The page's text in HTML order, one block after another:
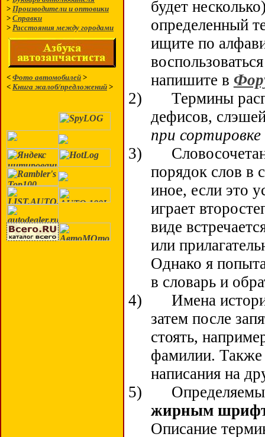
> Производители и оптовики
> Справки
> Расстояния между городами
< Фото автомобилей >
< Книга жалоб/предложений >
будет
определенный
ищите по
напишите в
2)
Термины
дефисов,
при
3)
порядок слов в
иное, если это
играет
виде
или
Однако я
в словарь и
4)
Имена
затем после
стоять,
фамилии. Также
написания на
5)
жирным
Описание